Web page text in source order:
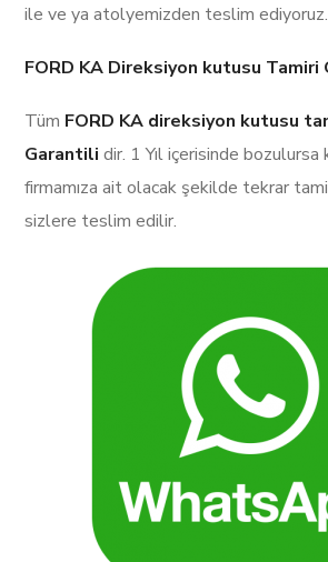
ile ve ya atolyemizden teslim ediyoruz.
FORD KA Direksiyon kutusu Tamiri
Tüm FORD KA direksiyon kutusu
Garantilidir. 1 Yıl içerisinde bozulursa
firmamıza ait olacak şekilde tekrar
sizlere teslim edilir.